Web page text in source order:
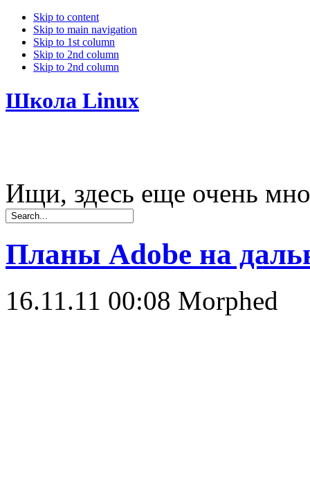
Skip to content
Skip to main navigation
Skip to 1st column
Skip to 2nd column
Skip to 2nd column
Школа Linux
Ищи, здесь еще очень
Планы Adobe на
16.11.11 00:08 Morphed